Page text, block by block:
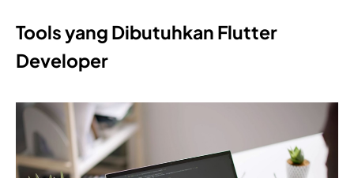
Tools yang Dibutuhkan Flutter
Developer